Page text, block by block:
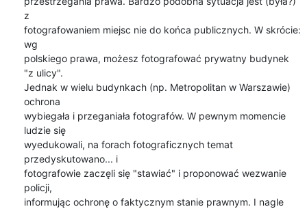
z
fotografowaniem miejsc nie do końca publicznych. W skrócie:
wg
polskiego prawa, możesz fotografować prywatny budynek
"z ulicy".
Jednak w wielu budynkach (np. Metropolitan w Warszawie)
ochrona
wybiegała i przeganiała fotografów. W pewnym momencie
ludzie się
wyedukowali, na forach fotograficznych temat
przedyskutowano... i
fotografowie zaczęli się "stawiać" i proponować wezwanie
policji,
informując ochronę o faktycznym stanie prawnym. I nagle